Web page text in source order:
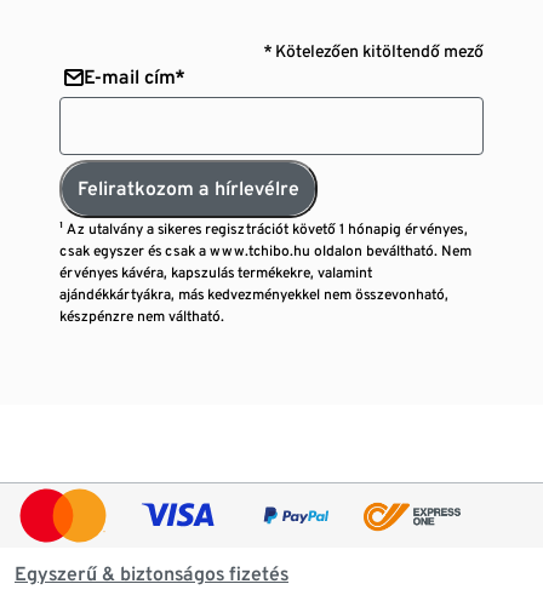
* Kötelezően kitöltendő mező
E-mail cím*
Feliratkozom a hírlevélre
¹ Az utalvány a sikeres regisztrációt követő 1 hónapig érvényes,
csak egyszer és csak a www.tchibo.hu oldalon beváltható. Nem
érvényes kávéra, kapszulás termékekre, valamint
ajándékkártyákra, más kedvezményekkel nem összevonható,
készpénzre nem váltható.
Egyszerű & biztonságos fizetés